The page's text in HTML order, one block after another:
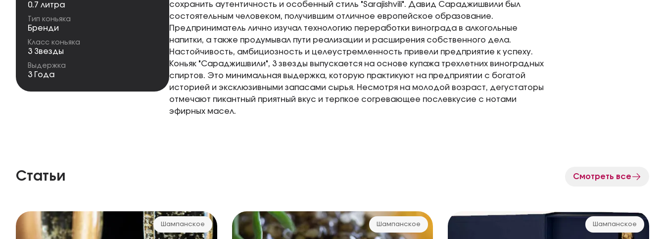
0.7 литра
Тип коньяка
Бренди
Класс коньяка
3 Звезды
Выдержка
3 Года
сохранить аутентичность и особенный стиль "Sarajishvili". Давид Сараджишвили был
состоятельным человеком, получившим отличное европейское образование.
Предприниматель лично изучал технологию переработки винограда в алкогольные
напитки, а также продумывал пути реализации и расширения собственного дела.
Настойчивость, амбициозность и целеустремленность привели предприятие к успеху.
Коньяк "Сараджишвили", 3 звезды выпускается на основе купажа трехлетних виноградных
спиртов. Это минимальная выдержка, которую практикуют на предприятии с богатой
историей и эксклюзивными запасами сырья. Несмотря на молодой возраст, дегустаторы
отмечают пикантный приятный вкус и терпкое согревающее послевкусие с нотами
эфирных масел.
Статьи Смотреть все
Шампанское Шампанское Шампанское